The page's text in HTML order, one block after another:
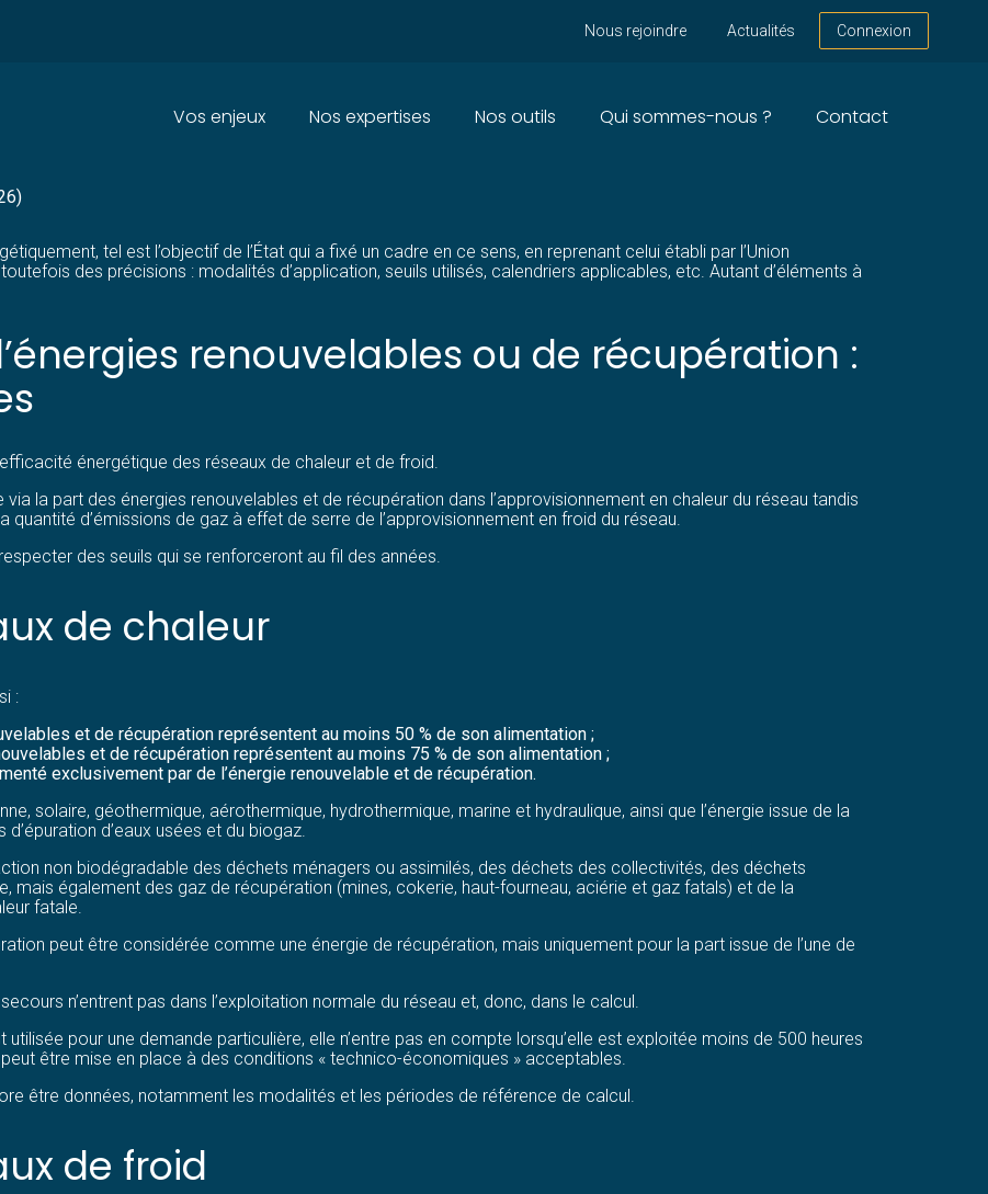
Nous rejoindre Actualités Connexion
Principal
Vos enjeux Nos expertises Nos outils Qui sommes-nous ? Contact
DE CHALEUR ET DE FROID : ON EN SAIT PLUS !
tel est l’objectif de l’État qui a fixé un cadre en ce sens, en reprenant celui établi par l’Union
des précisions : modalités d’application, seuils utilisés, calendriers applicables, etc. Autant d’éléments à
renouvelables ou de récupération :
énergétique des réseaux de chaleur et de froid.
la part des énergies renouvelables et de récupération dans l’approvisionnement en chaleur du réseau tandis
quantité d’émissions de gaz à effet de serre de l’approvisionnement en froid du réseau.
des seuils qui se renforceront au fil des années.
de chaleur
:
et de récupération représentent au moins 50 % de son alimentation ;
et de récupération représentent au moins 75 % de son alimentation ;
exclusivement par de l’énergie renouvelable et de récupération.
solaire, géothermique, aérothermique, hydrothermique, marine et hydraulique, ainsi que l’énergie issue de la
d’eaux usées et du biogaz.
non biodégradable des déchets ménagers ou assimilés, des déchets des collectivités, des déchets
mais également des gaz de récupération (mines, cokerie, haut-fourneau, aciérie et gaz fatals) et de la
fatale.
peut être considérée comme une énergie de récupération, mais uniquement pour la part issue de l’une de
n’entrent pas dans l’exploitation normale du réseau et, donc, dans le calcul.
pour une demande particulière, elle n’entre pas en compte lorsqu’elle est exploitée moins de 500 heures
peut être mise en place à des conditions « technico-économiques » acceptables.
être données, notamment les modalités et les périodes de référence de calcul.
de froid